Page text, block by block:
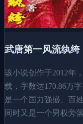
武唐第一风流纨绔
该小说创作于2012年
载，字数达170.86万
是一个国力强盛、百
同时又是一个男权旁